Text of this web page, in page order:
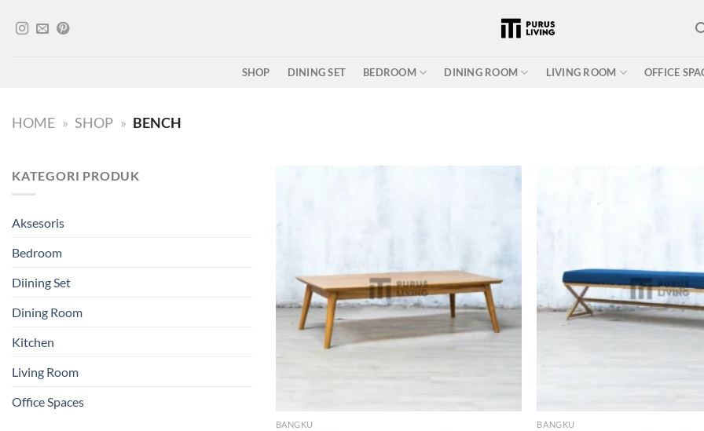
SHOP DINING SET BEDROOM DINING ROOM LIVING ROOM OFFICE
HOME » SHOP » BENCH
KATEGORI PRODUK
Aksesoris
Bedroom
Diining Set
Dining Room
Kitchen
Living Room
Office Spaces
Add to wishlist
BANGKU BANGKU